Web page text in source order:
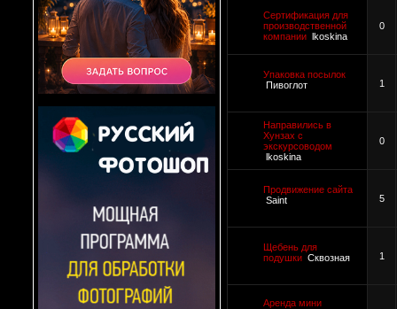
Сертификация для
производственной
компании
lkoskina
0
Упаковка посылок
Пивоглот
1
Направились в
Хунзах с
экскурсоводом
lkoskina
0
Продвижение сайта
Saint
5
Щебень для
подушки Сквозная 1
Аренда мини